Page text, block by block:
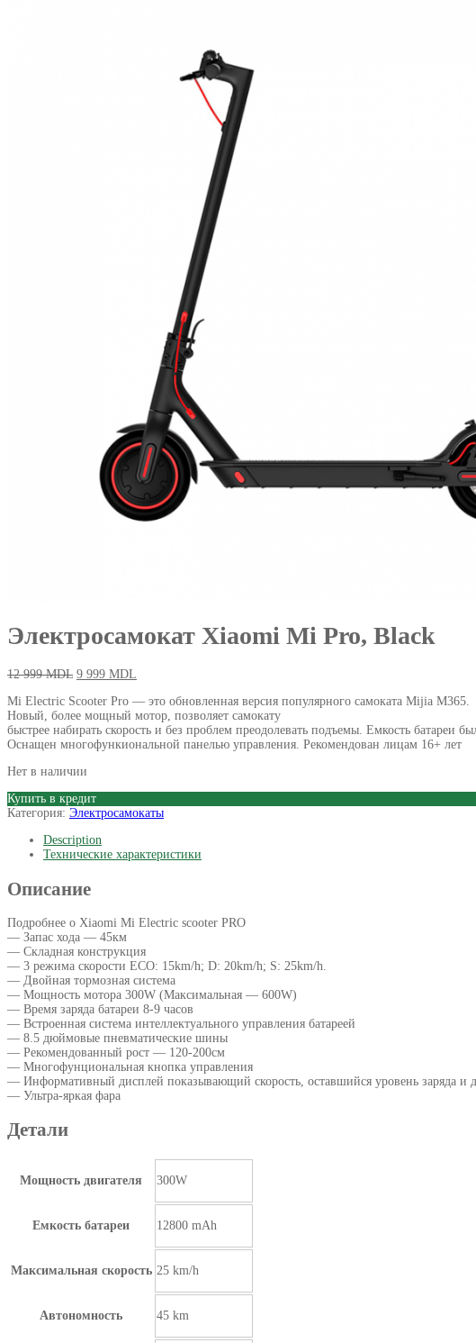
Электросамокат Xiaomi Mi Pro, Black
12 999MDL 9 999 MDL
Mi Electric Scooter Pro — это обновленная версия популярного самоката Mijia M365.
Новый, более мощный мотор, позволяет самокату
быстрее набирать скорость и без проблем преодолевать подъемы. Емкость батареи
Оснащен многофункиональной панелью управления. Рекомендован лицам 16+ лет
Нет в наличии
Купить в кредит
Категория: Электросамокаты
Description
Технические характеристики
Описание
Подробнее о Xiaomi Mi Electric scooter PRO
— Запас хода — 45км
— Складная конструкция
— 3 режима скорости ECO: 15km/h; D: 20km/h; S: 25km/h.
— Двойная тормозная система
— Мощность мотора 300W (Максимальная — 600W)
— Время заряда батареи 8-9 часов
— Встроенная система интеллектуального управления батареей
— 8.5 дюймовые пневматические шины
— Рекомендованный рост — 120-200см
— Многофунциональная кнопка управления
— Информативный дисплей показывающий скорость, оставшийся уровень заряда
— Ультра-яркая фара
Детали
Мощность двигателя 300W
Емкость батареи 12800 mAh
Максимальная скорость 25 km/h
Автономность 45 km